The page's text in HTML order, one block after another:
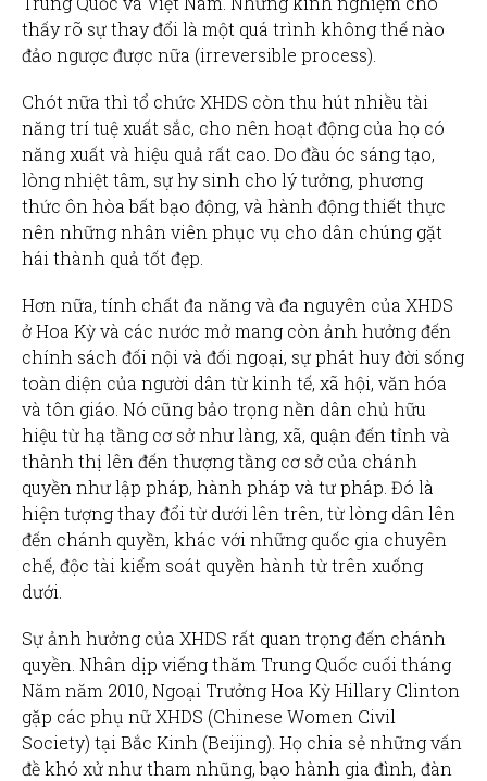
thấy rõ sự thay đổi là một quá trình không thế nào
đảo ngược được nữa (irreversible process).
Chót nữa thì tổ chức XHDS còn thu hút nhiều tài
năng trí tuệ xuất sắc, cho nên hoạt động của họ có
năng xuất và hiệu quả rất cao. Do đầu óc sáng tạo,
lòng nhiệt tâm, sự hy sinh cho lý tưởng, phương
thức ôn hòa bất bạo động, và hành động thiết thực
nên những nhân viên phục vụ cho dân chúng gặt
hái thành quả tốt đẹp.
Hơn nữa, tính chất đa năng và đa nguyên của XHDS
ở Hoa Kỳ và các nước mở mang còn ảnh hưởng đến
chính sách đối nội và đối ngoại, sự phát huy đời sống
toàn diện của người dân từ kinh tế, xã hội, văn hóa
và tôn giáo. Nó cũng bảo trọng nền dân chủ hữu
hiệu từ hạ tầng cơ sở như làng, xã, quận đến tỉnh và
thành thị lên đến thượng tầng cơ sở của chánh
quyền như lập pháp, hành pháp và tư pháp. Đó là
hiện tượng thay đổi từ dưới lên trên, từ lòng dân lên
đến chánh quyền, khác với những quốc gia chuyên
chế, độc tài kiểm soát quyền hành từ trên xuống
dưới.
Sự ảnh hưởng của XHDS rất quan trọng đến chánh
quyền. Nhân dịp viếng thăm Trung Quốc cuối tháng
Năm năm 2010, Ngoại Trưởng Hoa Kỳ Hillary Clinton
gặp các phụ nữ XHDS (Chinese Women Civil
Society) tại Bắc Kinh (Beijing). Họ chia sẻ những vấn
đề khó xử như tham nhũng, bạo hành gia đình, đàn